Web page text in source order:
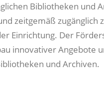
Bibliotheken und
zeitgemäß zugänglich
Einrichtung. Der
innovativer Angebote
und Archiven.